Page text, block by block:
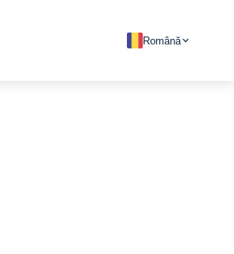
Română